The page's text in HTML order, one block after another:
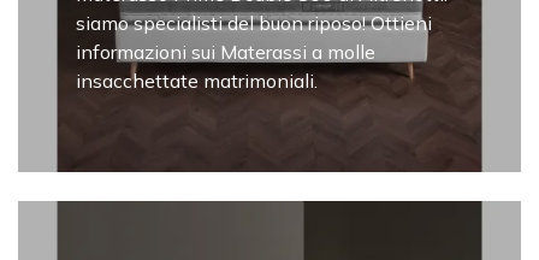
siamo specialisti del buon riposo! Ottieni
informazioni sui Materassi a molle
insacchettate matrimoniali.